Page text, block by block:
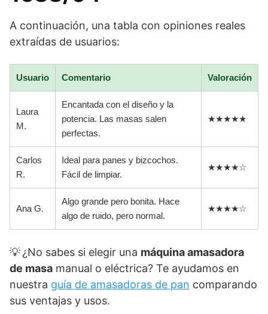
A continuación, una tabla con opiniones reales
extraídas de usuarios:
Usuario Comentario Valoración
Laura
M.
Encantada con el diseño y la
potencia. Las masas salen
perfectas.
★★★★★
Carlos
R.
Ideal para panes y bizcochos.
Fácil de limpiar.
★★★★☆
Ana G.
Algo grande pero bonita. Hace
algo de ruido, pero normal.
★★★★☆
💡 ¿No sabes si elegir una máquina amasadora
de masa manual o eléctrica? Te ayudamos en
nuestra guía de amasadoras de pan comparando
sus ventajas y usos.